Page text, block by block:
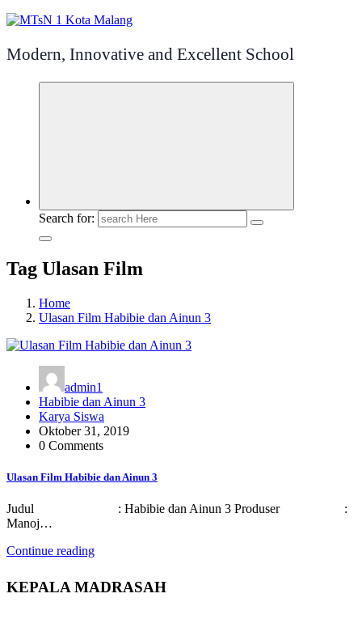
Modern, Innovative and Excellent School
Search for:
Tag Ulasan Film
Home
Ulasan Film Habibie dan Ainun 3
admin1
Habibie dan Ainun 3
Karya Siswa
Oktober 31, 2019
0 Comments
Ulasan Film Habibie dan Ainun 3
Judul : Habibie dan Ainun 3 Produser :
Manoj…
Continue reading
KEPALA MADRASAH